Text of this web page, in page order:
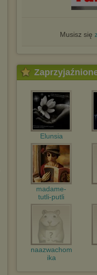
Musisz się
Elunsia
madame-
tutli-putli
naazwachom
ika